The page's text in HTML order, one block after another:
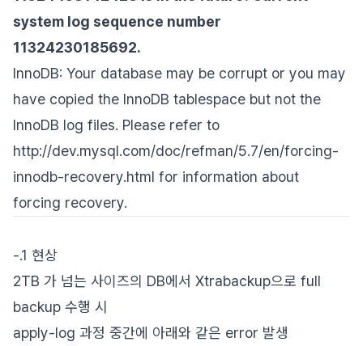
system log sequence number
11324230185692.
InnoDB: Your database may be corrupt or you may
have copied the InnoDB tablespace but not the
InnoDB log files. Please refer to
http://dev.mysql.com/doc/refman/5.7/en/forcing-
innodb-recovery.html for information about
forcing recovery.
-.1 현상
2TB 가 넘는 사이즈의 DB에서 Xtrabackup으로 full
backup 수행 시
apply-log 과정 중간에 아래와 같은 error 발생